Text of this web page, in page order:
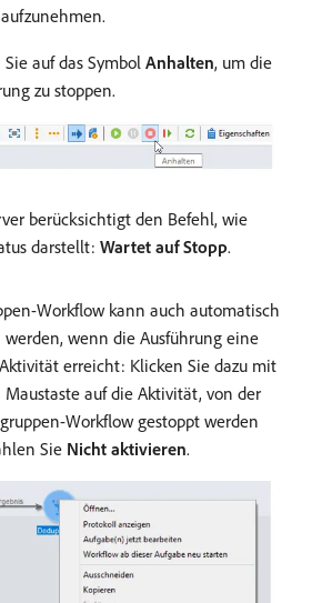
auf das Symbol Anhalten, um die
zu stoppen.
berücksichtigt den Befehl, wie
darstellt: Wartet auf Stopp.
Workflow kann auch automatisch
wenn die Ausführung eine
erreicht: Klicken Sie dazu mit
auf die Aktivität, von der
Workflow gestoppt werden
Sie Nicht aktivieren.